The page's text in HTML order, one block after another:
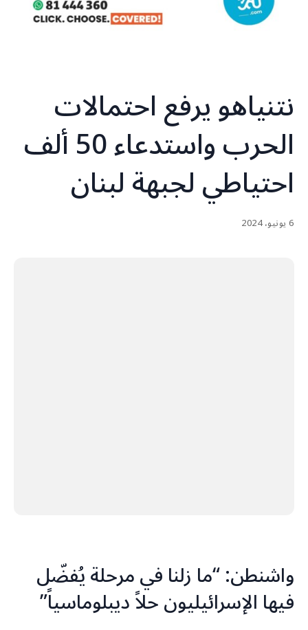
نتنياهو يرفع احتمالات
الحرب واستدعاء 50 ألف
احتياطي لجبهة لبنان
6 يونيو، 2024
واشنطن: “ما زلنا في مرحلة يُفضّل
فيها الإسرائيليون حلاً ديبلوماسياً”